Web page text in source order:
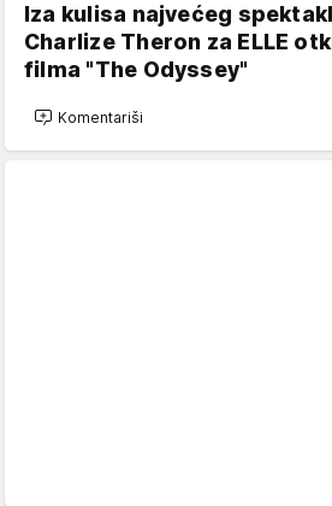
Iza kulisa najvećeg
Charlize Theron za ELLE
filma "The Odyssey"
Komentariši